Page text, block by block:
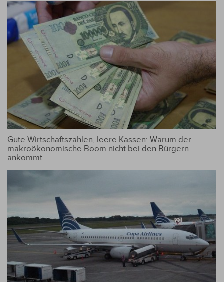
Gute Wirtschaftszahlen, leere Kassen: Warum der
makroökonomische Boom nicht bei den Bürgern
ankommt